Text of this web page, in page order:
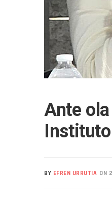
Ante
BY EFREN URRUTIA ON